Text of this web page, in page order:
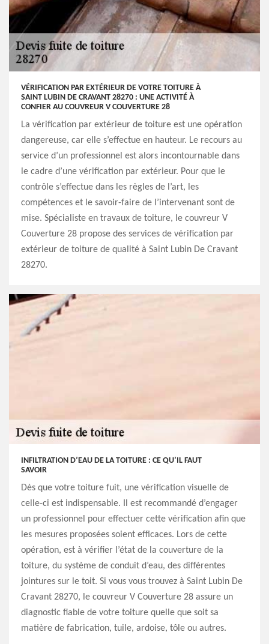
VÉRIFICATION PAR EXTÉRIEUR DE VOTRE TOITURE À
SAINT LUBIN DE CRAVANT 28270 : UNE ACTIVITÉ À
CONFIER AU COUVREUR V COUVERTURE 28
La vérification par extérieur de toiture est une opération
dangereuse, car elle s’effectue en hauteur. Le recours au
service d’un professionnel est alors incontournable dans
le cadre d’une vérification par extérieur. Pour que le
contrôle s’effectue dans les règles de l’art, les
compétences et le savoir-faire de l’intervenant sont de
mise. Spécialiste en travaux de toiture, le couvreur V
Couverture 28 propose des services de vérification par
extérieur de toiture de qualité à Saint Lubin De Cravant
28270.
INFILTRATION D’EAU DE LA TOITURE : CE QU’IL FAUT
SAVOIR
Dès que votre toiture fuit, une vérification visuelle de
celle-ci est indispensable. Il est recommandé d’engager
un professionnel pour effectuer cette vérification afin que
les mesures proposées soient efficaces. Lors de cette
opération, est à vérifier l’état de la couverture de la
toiture, du système de conduit d’eau, des différentes
jointures sur le toit. Si vous vous trouvez à Saint Lubin De
Cravant 28270, le couvreur V Couverture 28 assure un
diagnostic fiable de votre toiture quelle que soit sa
matière de fabrication, tuile, ardoise, tôle ou autres.